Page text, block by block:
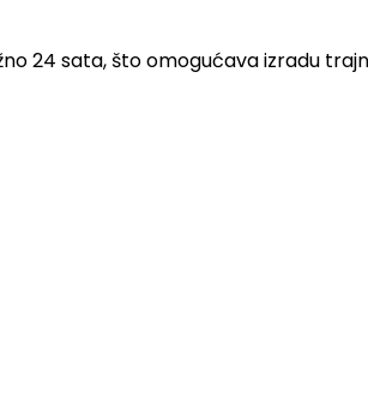
24 sata, što omogućava izradu